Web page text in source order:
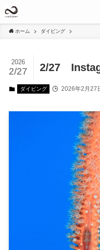
ホーム ダイビング
2/27
2026
2/27
ダイビング 2026年2月27